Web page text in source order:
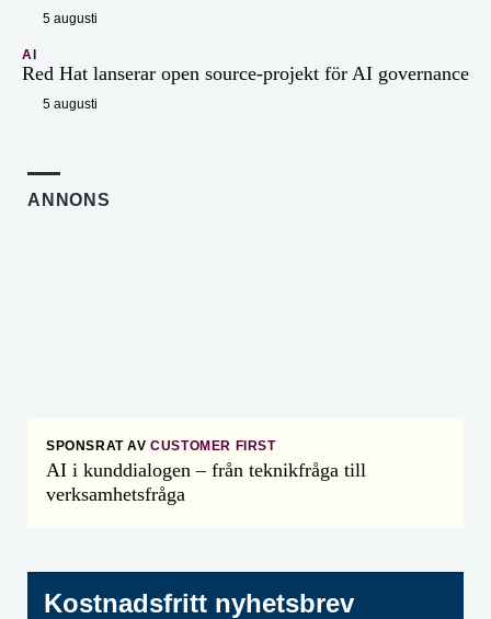
5 augusti
AI
Red Hat lanserar open source-projekt för AI governance
5 augusti
ANNONS
SPONSRAT AV CUSTOMER FIRST
AI i kunddialogen – från teknikfråga till
verksamhetsfråga
Kostnadsfritt nyhetsbrev